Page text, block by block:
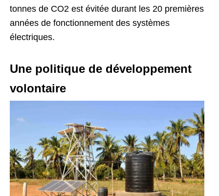
tonnes de CO2 est évitée durant les 20 premières
années de fonctionnement des systèmes
électriques.
Une politique de développement
volontaire